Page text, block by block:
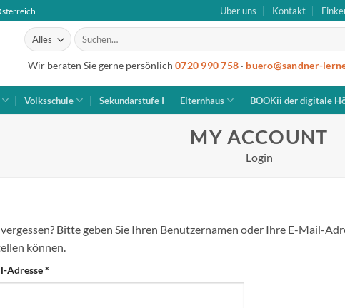
Über uns Kontakt
Suche
nach:
Wir beraten Sie gerne persönlich 0720 990 758 · buero@sandner-
Volksschule Sekundarstufe I Elternhaus BOOKii der digitale
MY ACCOUNT
Login
Bitte geben Sie Ihren Benutzernamen oder Ihre E-Mail-
können.
Adresse*